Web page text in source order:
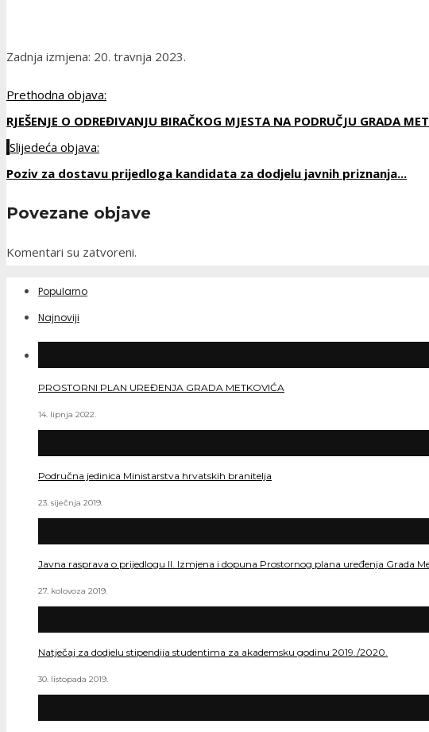
Zadnja izmjena: 20. travnja 2023.
Prethodna objava:
RJEŠENJE O ODREĐIVANJU BIRAČKOG MJESTA NA PODRUČJU GRADA
Slijedeća objava:
Poziv za dostavu prijedloga kandidata za dodjelu javnih priznanja...
Povezane objave
Komentari su zatvoreni.
Popularno
Najnoviji
PROSTORNI PLAN UREĐENJA GRADA METKOVIĆA
14. lipnja 2022.
Područna jedinica Ministarstva hrvatskih branitelja
23. siječnja 2019.
Javna rasprava o prijedlogu II. Izmjena i dopuna Prostornog plana uređenja Grada
27. kolovoza 2019.
Natječaj za dodjelu stipendija studentima za akademsku godinu 2019./2020.
30. listopada 2019.